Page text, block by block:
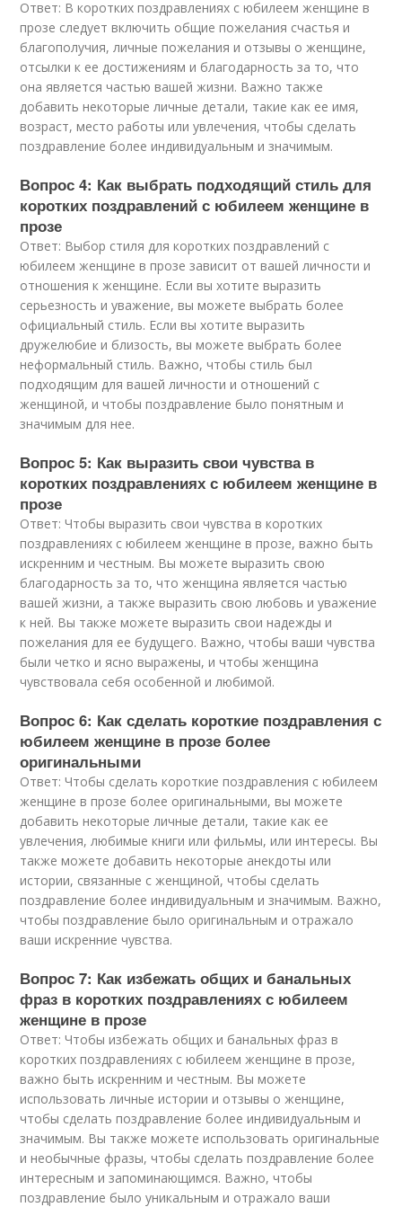
Ответ: В коротких поздравлениях с юбилеем женщине в
прозе следует включить общие пожелания счастья и
благополучия, личные пожелания и отзывы о женщине,
отсылки к ее достижениям и благодарность за то, что
она является частью вашей жизни. Важно также
добавить некоторые личные детали, такие как ее имя,
возраст, место работы или увлечения, чтобы сделать
поздравление более индивидуальным и значимым.
Вопрос 4: Как выбрать подходящий стиль для
коротких поздравлений с юбилеем женщине в
прозе
Ответ: Выбор стиля для коротких поздравлений с
юбилеем женщине в прозе зависит от вашей личности и
отношения к женщине. Если вы хотите выразить
серьезность и уважение, вы можете выбрать более
официальный стиль. Если вы хотите выразить
дружелюбие и близость, вы можете выбрать более
неформальный стиль. Важно, чтобы стиль был
подходящим для вашей личности и отношений с
женщиной, и чтобы поздравление было понятным и
значимым для нее.
Вопрос 5: Как выразить свои чувства в
коротких поздравлениях с юбилеем женщине в
прозе
Ответ: Чтобы выразить свои чувства в коротких
поздравлениях с юбилеем женщине в прозе, важно быть
искренним и честным. Вы можете выразить свою
благодарность за то, что женщина является частью
вашей жизни, а также выразить свою любовь и уважение
к ней. Вы также можете выразить свои надежды и
пожелания для ее будущего. Важно, чтобы ваши чувства
были четко и ясно выражены, и чтобы женщина
чувствовала себя особенной и любимой.
Вопрос 6: Как сделать короткие поздравления с
юбилеем женщине в прозе более
оригинальными
Ответ: Чтобы сделать короткие поздравления с юбилеем
женщине в прозе более оригинальными, вы можете
добавить некоторые личные детали, такие как ее
увлечения, любимые книги или фильмы, или интересы. Вы
также можете добавить некоторые анекдоты или
истории, связанные с женщиной, чтобы сделать
поздравление более индивидуальным и значимым. Важно,
чтобы поздравление было оригинальным и отражало
ваши искренние чувства.
Вопрос 7: Как избежать общих и банальных
фраз в коротких поздравлениях с юбилеем
женщине в прозе
Ответ: Чтобы избежать общих и банальных фраз в
коротких поздравлениях с юбилеем женщине в прозе,
важно быть искренним и честным. Вы можете
использовать личные истории и отзывы о женщине,
чтобы сделать поздравление более индивидуальным и
значимым. Вы также можете использовать оригинальные
и необычные фразы, чтобы сделать поздравление более
интересным и запоминающимся. Важно, чтобы
поздравление было уникальным и отражало ваши